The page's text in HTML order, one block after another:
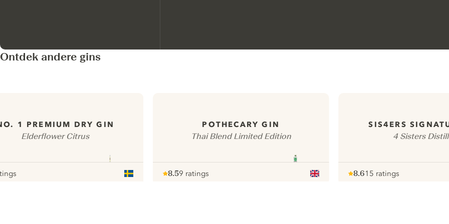
Ontdek andere gins
1 PREMIUM DRY GIN
Elderflower Citrus
POTHECARY GIN
Thai Blend Limited Edition
8.59 ratings
SIS4ERS
4 Sisters
8.615 ratings